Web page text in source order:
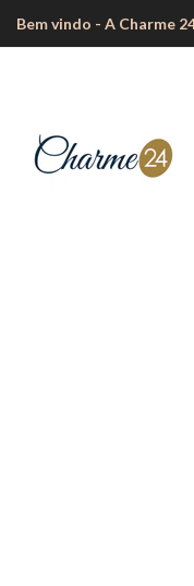
Bem vindo - A Charme